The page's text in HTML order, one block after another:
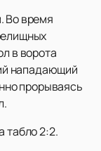
Во время
в ворота
нападающий
прорываясь
табло 2:2.